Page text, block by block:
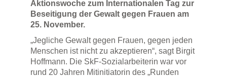
Aktionswoche zum Internationalen Tag zur
Beseitigung der Gewalt gegen Frauen am
25. November.
„Jegliche Gewalt gegen Frauen, gegen jeden
Menschen ist nicht zu akzeptieren“, sagt Birgit
Hoffmann. Die SkF-Sozialarbeiterin war vor
rund 20 Jahren Mitinitiatorin des „Runden